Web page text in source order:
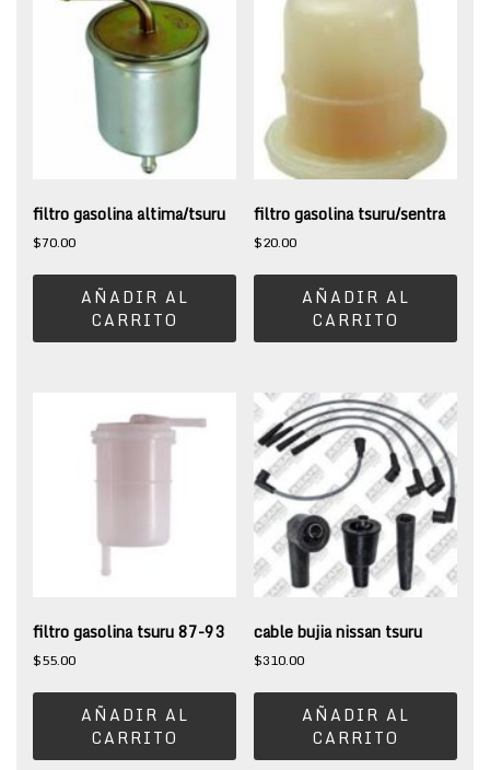
filtro gasolina altima/tsuru
$70.00
AÑADIR AL
CARRITO
filtro gasolina tsuru/sentra
$20.00
AÑADIR AL
CARRITO
filtro gasolina tsuru 87-93
$55.00
AÑADIR AL
CARRITO
cable bujia nissan tsuru
$310.00
AÑADIR AL
CARRITO